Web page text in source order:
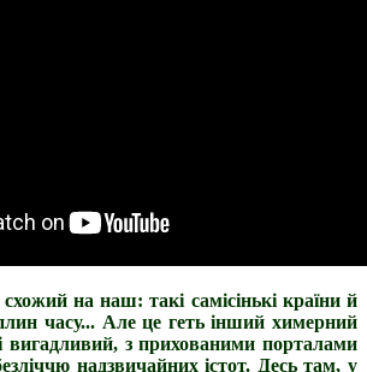
схожий на наш: такі самісінькі країни й
часу... Але це геть інший химерний
вигадливий, з прихованими порталами
надзвичайних істот. Десь там, у